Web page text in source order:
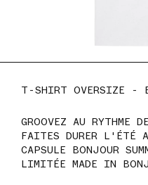
T-SHIRT OVERSIZE -
GROOVEZ AU RYTHME
FAITES DURER L'ÉTÉ
CAPSULE BONJOUR
LIMITÉE MADE IN